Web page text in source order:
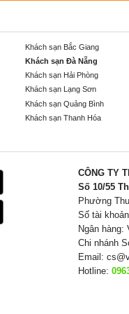
Khách sạn Bắc Giang
Khách sạn Đà Nẵng
Khách sạn Hải Phòng
Khách sạn Lạng Sơn
Khách sạn Quảng Bình
Khách sạn Thanh Hóa
CÔNG TY
Số 10/55
Phường
Số tài
Ngân hàng:
Chi nhánh
Email:
Hotline: